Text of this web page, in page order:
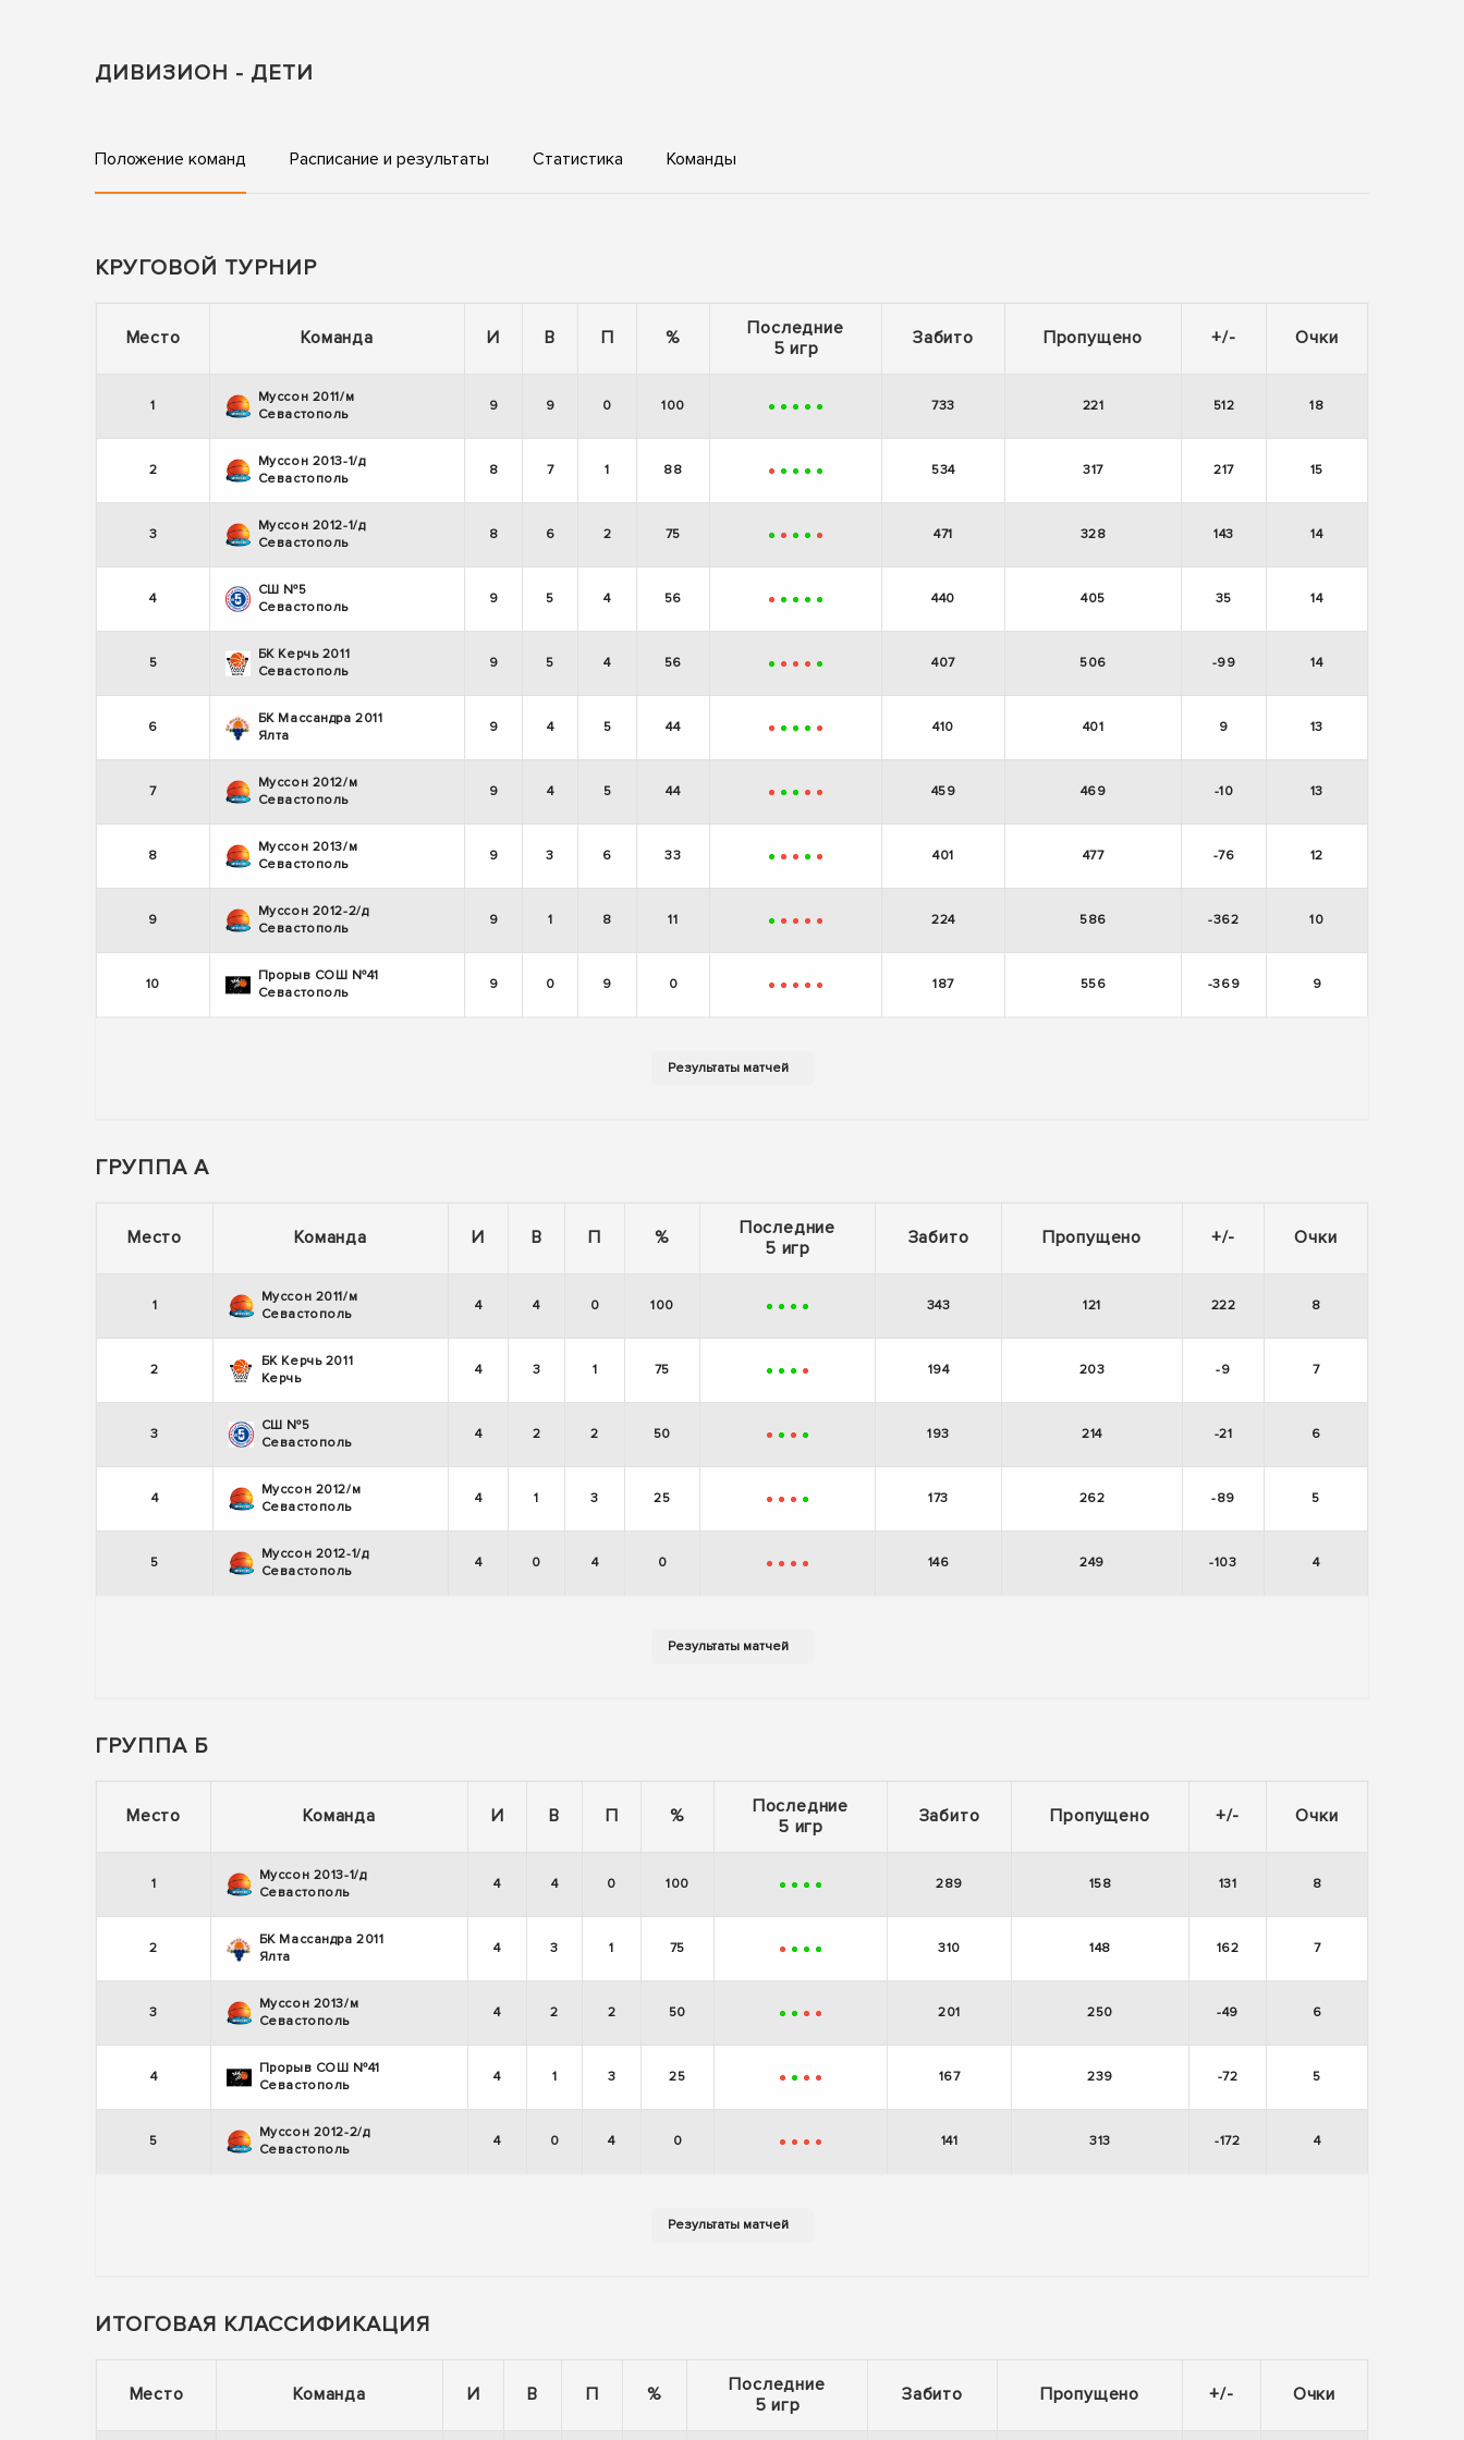
ДИВИЗИОН - ДЕТИ
Положение команд Расписание и результаты Статистика Команды
КРУГОВОЙ ТУРНИР
Место Команда И В П %
Последние
5 игр
Забито Пропущено +/- Очки
1
Муссон 2011/м
Севастополь
9 9 0 100 + + + + + 733 221 512 18
2
Муссон 2013-1/д
Севастополь
8 7 1 88 - + + + + 534 317 217 15
3
Муссон 2012-1/д
Севастополь
8 6 2 75 + - + + - 471 328 143 14
4
СШ №5
Севастополь
9 5 4 56 - + + + + 440 405 35 14
5
БК Керчь 2011
Севастополь
9 5 4 56 + - - - + 407 506 -99 14
6
БК Массандра 2011
Ялта
9 4 5 44 - + + + - 410 401 9 13
7
Муссон 2012/м
Севастополь
9 4 5 44 - + + - - 459 469 -10 13
8
Муссон 2013/м
Севастополь
9 3 6 33 + - - + - 401 477 -76 12
9
Муссон 2012-2/д
Севастополь
9 1 8 11 + - - - - 224 586 -362 10
10
Прорыв СОШ №41
Севастополь
9 0 9 0 - - - - - 187 556 -369 9
ГРУППА А
Место Команда И В П %
Последние
5 игр
Забито Пропущено +/- Очки
1
Муссон 2011/м
Севастополь
4 4 0 100 + + + + 343 121 222 8
2
БК Керчь 2011
Керчь
4 3 1 75 + + + - 194 203 -9 7
3
СШ №5
Севастополь
4 2 2 50 - + - + 193 214 -21 6
4
Муссон 2012/м
Севастополь
4 1 3 25 - - - + 173 262 -89 5
5
Муссон 2012-1/д
Севастополь
4 0 4 0 - - - - 146 249 -103 4
ГРУППА Б
Место Команда И В П %
Последние
5 игр
Забито Пропущено +/- Очки
1
Муссон 2013-1/д
Севастополь
4 4 0 100 + + + + 289 158 131 8
2
БК Массандра 2011
Ялта
4 3 1 75 - + + + 310 148 162 7
3
Муссон 2013/м
Севастополь
4 2 2 50 + + - - 201 250 -49 6
4
Прорыв СОШ №41
Севастополь
4 1 3 25 - + - - 167 239 -72 5
5
Муссон 2012-2/д
Севастополь
4 0 4 0 - - - - 141 313 -172 4
ИТОГОВАЯ КЛАССИФИКАЦИЯ
Место Команда И В П %
Последние
5 игр
Забито Пропущено +/- Очки